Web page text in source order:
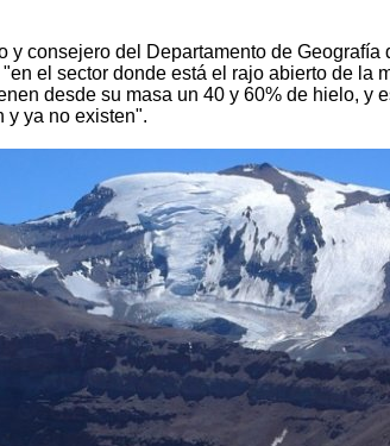
y consejero del Departamento de
el sector donde está el rajo abierto de la
desde su masa un 40 y 60% de hielo, y
y ya no existen".